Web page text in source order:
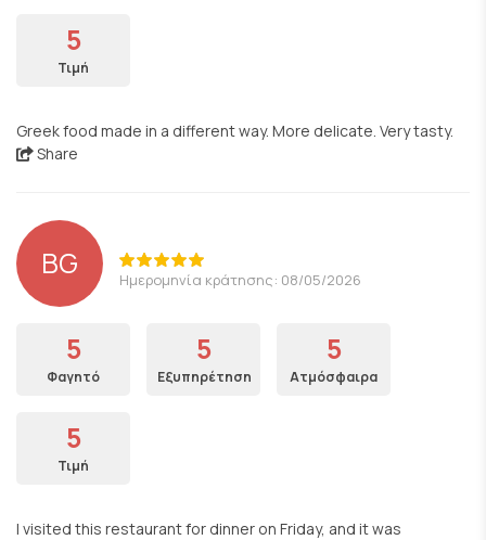
5
Τιμή
Greek food made in a different way. More delicate. Very tasty.
Share
BG Ημερομηνία κράτησης: 08/05/2026
5
Φαγητό
5
Εξυπηρέτηση
5
Ατμόσφαιρα
5
Τιμή
I visited this restaurant for dinner on Friday, and it was